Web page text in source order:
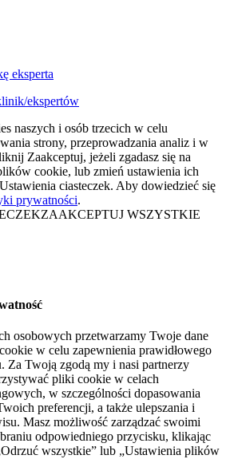
eksperta
ekspertów
naszych i osób trzecich w celu
strony, przeprowadzania analiz i w
Zaakceptuj, jeżeli zgadasz się na
cookie, lub zmień ustawienia ich
ciasteczek. Aby dowiedzieć się
prywatności.
ZAAKCEPTUJ WSZYSTKIE
osobowych przetwarzamy Twoje dane
w celu zapewnienia prawidłowego
Za Twoją zgodą my i nasi partnerzy
pliki cookie w celach
w szczególności dopasowania
preferencji, a także ulepszania i
Masz możliwość zarządzać swoimi
odpowiedniego przycisku, klikając
wszystkie” lub „Ustawienia plików